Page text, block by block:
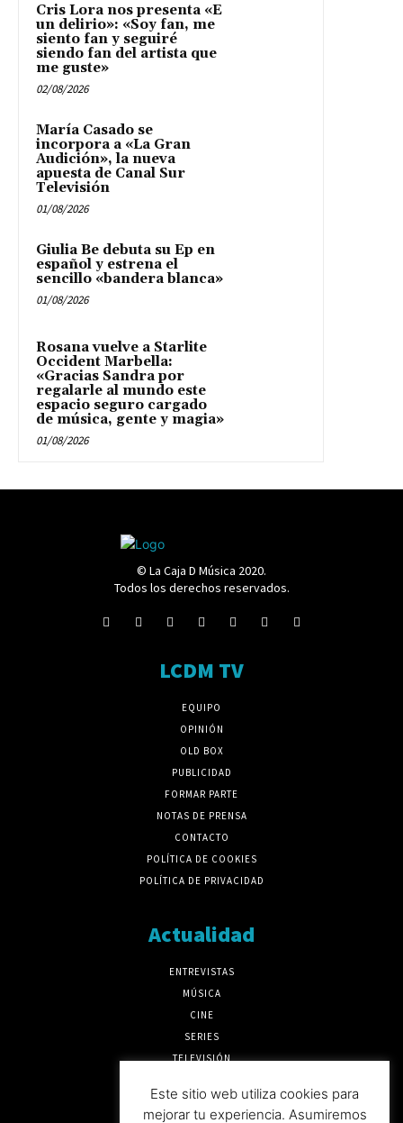
Cris Lora nos presenta «E
un delirio»: «Soy fan, me
siento fan y seguiré
siendo fan del artista que
me guste»
02/08/2026
María Casado se
incorpora a «La Gran
Audición», la nueva
apuesta de Canal Sur
Televisión
01/08/2026
Giulia Be debuta su Ep en
español y estrena el
sencillo «bandera blanca»
01/08/2026
Rosana vuelve a Starlite
Occident Marbella:
«Gracias Sandra por
regalarle al mundo este
espacio seguro cargado
de música, gente y magia»
01/08/2026
© La Caja D Música 2020.
Todos los derechos reservados.
LCDM TV
EQUIPO
OPINIÓN
OLD BOX
PUBLICIDAD
FORMAR PARTE
NOTAS DE PRENSA
CONTACTO
POLÍTICA DE COOKIES
POLÍTICA DE PRIVACIDAD
Actualidad
ENTREVISTAS
MÚSICA
CINE
SERIES
TELEVISIÓN
Este sitio web utiliza cookies para
mejorar tu experiencia. Asumiremos